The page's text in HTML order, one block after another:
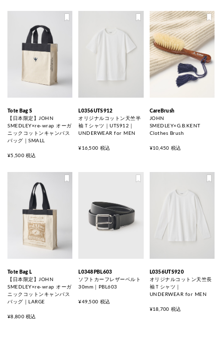
Tote Bag S
【日本限定】JOHN
SMEDLEY×re-wrap オーガ
ニックコットンキャンバス
バッグ｜SMALL
¥5,500 税込
L0356UTS912
オリジナルコットン天竺半
袖Ｔシャツ｜UTS912｜
UNDERWEAR for MEN
¥16,500 税込
CareBrush
JOHN
SMEDLEY×G.B.KENT
Clothes Brush
¥10,450 税込
Tote Bag L
【日本限定】JOHN
SMEDLEY×re-wrap オーガ
ニックコットンキャンバス
バッグ｜LARGE
¥8,800 税込
L0348PBL603
ソフトカーフレザーベルト
30mm｜PBL603
¥49,500 税込
L0356UTS920
オリジナルコットン天竺長
袖Ｔシャツ｜
UNDERWEAR for MEN
¥18,700 税込